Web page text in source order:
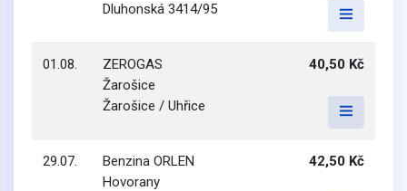
Dluhonská 3414/95
01.08.
ZEROGAS
Žarošice
Žarošice / Uhřice
40,50 Kč
29.07.
Benzina ORLEN
Hovorany
42,50 Kč